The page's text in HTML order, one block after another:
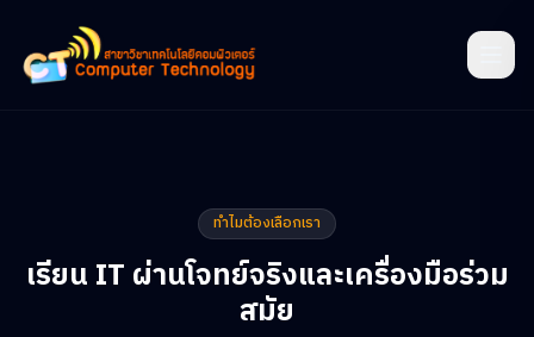
ทำไมต้องเลือกเรา
เรียน IT ผ่านโจทย์จริงและเครื่องมือร่วม
สมัย